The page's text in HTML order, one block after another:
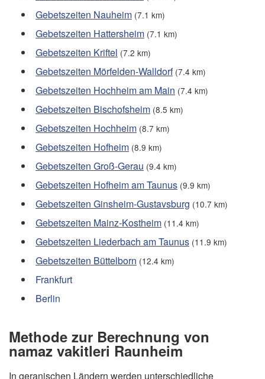
Gebetszeiten Nauheim (7.1 km)
Gebetszeiten Hattersheim (7.1 km)
Gebetszeiten Kriftel (7.2 km)
Gebetszeiten Mörfelden-Walldorf (7.4 km)
Gebetszeiten Hochheim am Main (7.4 km)
Gebetszeiten Bischofsheim (8.5 km)
Gebetszeiten Hochheim (8.7 km)
Gebetszeiten Hofheim (8.9 km)
Gebetszeiten Groß-Gerau (9.4 km)
Gebetszeiten Hofheim am Taunus (9.9 km)
Gebetszeiten Ginsheim-Gustavsburg (10.7 km)
Gebetszeiten Mainz-Kostheim (11.4 km)
Gebetszeiten Liederbach am Taunus (11.9 km)
Gebetszeiten Büttelborn (12.4 km)
Frankfurt
Berlin
Methode zur Berechnung von
namaz vakitleri Raunheim
In geranischen Ländern werden unterschiedliche